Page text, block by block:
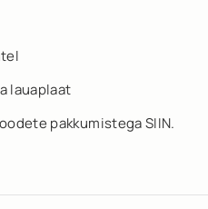
lauaplaat
pakkumistega SIIN.